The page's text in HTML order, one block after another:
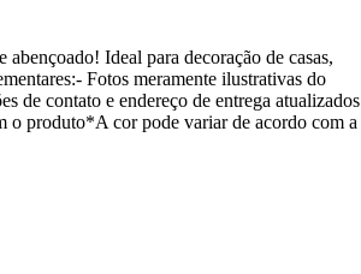
Ideal para decoração de casas,
Fotos meramente ilustrativas do
de contato e endereço de entrega atualizados
o produto*A cor pode variar de acordo com a